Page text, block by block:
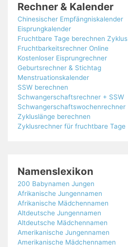
Rechner & Kalender
Chinesischer Empfängniskalender
Eisprungkalender
Fruchtbare Tage berechnen Zyklus
Fruchtbarkeitsrechner Online
Kostenloser Eisprungrechner
Geburtsrechner & Stichtag
Menstruationskalender
SSW berechnen
Schwangerschaftsrechner + SSW
Schwangerschaftswochenrechner
Zykluslänge berechnen
Zyklusrechner für fruchtbare Tage
Namenslexikon
200 Babynamen Jungen
Afrikanische Jungennamen
Afrikanische Mädchennamen
Altdeutsche Jungennamen
Altdeutsche Mädchennamen
Amerikanische Jungennamen
Amerikanische Mädchennamen